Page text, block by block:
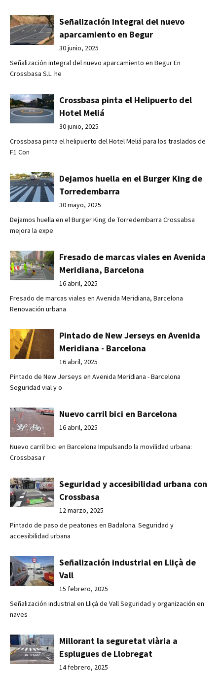
Señalización integral del nuevo
aparcamiento en Begur
30 junio, 2025
Señalización integral del nuevo aparcamiento en Begur En
Crossbasa S.L. he
Crossbasa pinta el Helipuerto del
Hotel Meliá
30 junio, 2025
Crossbasa pinta el helipuerto del Hotel Meliá para los traslados de
F1 Con
Dejamos huella en el Burger King de
Torredembarra
30 mayo, 2025
Dejamos huella en el Burger King de Torredembarra Crossabsa
mejora la expe
Fresado de marcas viales en Avenida
Meridiana, Barcelona
16 abril, 2025
Fresado de marcas viales en Avenida Meridiana, Barcelona
Renovación urbana
Pintado de New Jerseys en Avenida
Meridiana - Barcelona
16 abril, 2025
Pintado de New Jerseys en Avenida Meridiana - Barcelona
Seguridad vial y o
Nuevo carril bici en Barcelona
16 abril, 2025
Nuevo carril bici en Barcelona Impulsando la movilidad urbana:
Crossbasa r
Seguridad y accesibilidad urbana con
Crossbasa
12 marzo, 2025
Pintado de paso de peatones en Badalona. Seguridad y
accesibilidad urbana
Señalización industrial en Lliçà de
Vall
15 febrero, 2025
Señalización industrial en Lliçà de Vall Seguridad y organización en
naves
Millorant la seguretat viària a
Esplugues de Llobregat
14 febrero, 2025